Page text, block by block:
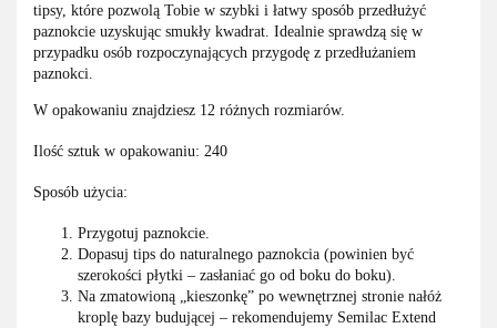
tipsy, które pozwolą Tobie w szybki i łatwy sposób przedłużyć
paznokcie uzyskując smukły kwadrat. Idealnie sprawdzą się w
przypadku osób rozpoczynających przygodę z przedłużaniem
paznokci.
W opakowaniu znajdziesz 12 różnych rozmiarów.
Ilość sztuk w opakowaniu: 240
Sposób użycia:
Przygotuj paznokcie.
Dopasuj tips do naturalnego paznokcia (powinien być
szerokości płytki – zasłaniać go od boku do boku).
Na zmatowioną „kieszonkę” po wewnętrznej stronie nałóż
kroplę bazy budującej – rekomendujemy Semilac Extend